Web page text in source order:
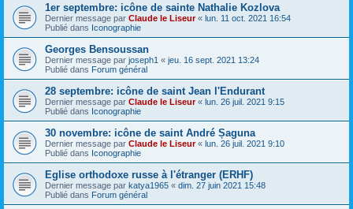
1er septembre: icône de sainte Nathalie Kozlova
Dernier message par Claude le Liseur« lun. 11 oct. 2021 16:54
Publié dans Iconographie
Georges Bensoussan
Dernier message par joseph1 « jeu. 16 sept. 2021 13:24
Publié dans Forum général
28 septembre: icône de saint Jean l'Endurant
Dernier message par Claude le Liseur« lun. 26 juil. 2021 9:15
Publié dans Iconographie
30 novembre: icône de saint André Șaguna
Dernier message par Claude le Liseur« lun. 26 juil. 2021 9:10
Publié dans Iconographie
Eglise orthodoxe russe à l'étranger (ERHF)
Dernier message par katya1965 « dim. 27 juin 2021 15:48
Publié dans Forum général